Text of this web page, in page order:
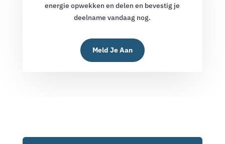
energie opwekken en delen en bevestig je
deelname vandaag nog.
Meld Je Aan